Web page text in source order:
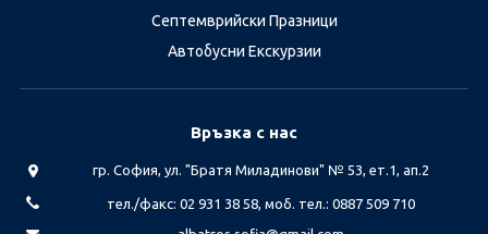
Септемврийски Празници
Автобусни Екскурзии
Връзка с нас
гр. София, ул. "Братя Миладинови" № 53, ет.1, ап.2
тел./факс: 02 931 38 58, моб. тел.: 0887 509 710